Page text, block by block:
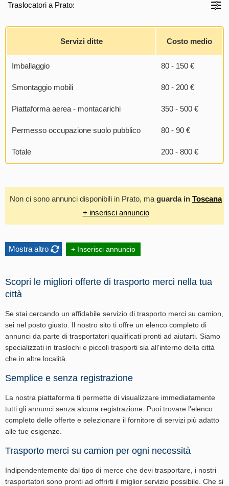
Traslocatori a Prato:
Servizi ditte Costo medio
Imballaggio 80 - 150 €
Smontaggio mobili 80 - 200 €
Piattaforma aerea - montacarichi 350 - 500 €
Permesso occupazione suolo pubblico 80 - 90 €
Totale 200 - 800 €
Non ci sono annunci disponibili in Prato, ma guarda in Toscana
+ inserisci annuncio
Mostra altro + Inserisci annuncio
Scopri le migliori offerte di trasporto merci nella tua
città
Se stai cercando un affidabile servizio di trasporto merci su camion,
sei nel posto giusto. Il nostro sito ti offre un elenco completo di
annunci da parte di trasportatori qualificati pronti ad aiutarti. Siamo
specializzati in traslochi e piccoli trasporti sia all'interno della città
che in altre località.
Semplice e senza registrazione
La nostra piattaforma ti permette di visualizzare immediatamente
tutti gli annunci senza alcuna registrazione. Puoi trovare l'elenco
completo delle offerte e selezionare il fornitore di servizi più adatto
alle tue esigenze.
Trasporto merci su camion per ogni necessità
Indipendentemente dal tipo di merce che devi trasportare, i nostri
trasportatori sono pronti ad offrirti il miglior servizio possibile. Che si